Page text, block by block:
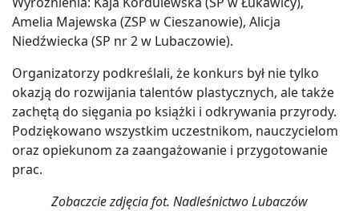
Amelia Majewska (ZSP w Cieszanowie), Alicja
Niedźwiecka (SP nr 2 w Lubaczowie).
Organizatorzy podkreślali, że konkurs był nie tylko
okazją do rozwijania talentów plastycznych, ale także
zachętą do sięgania po książki i odkrywania przyrody.
Podziękowano wszystkim uczestnikom, nauczycielom
oraz opiekunom za zaangażowanie i przygotowanie
prac.
Zobaczcie zdjęcia fot. Nadleśnictwo Lubaczów